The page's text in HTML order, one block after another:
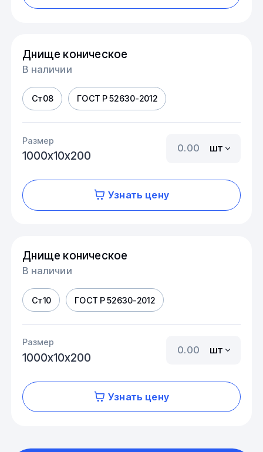
Днище коническое
В наличии
Ст08 ГОСТ Р 52630-2012
Размер
1000х10х200
шт
Узнать цену
Днище коническое
В наличии
Ст10 ГОСТ Р 52630-2012
Размер
1000х10х200
шт
Узнать цену